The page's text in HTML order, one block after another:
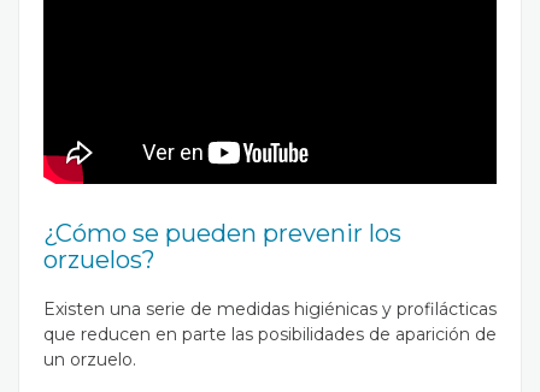
¿Cómo se pueden prevenir los
orzuelos?
Existen una serie de medidas higiénicas y profilácticas
que reducen en parte las posibilidades de aparición de
un orzuelo.